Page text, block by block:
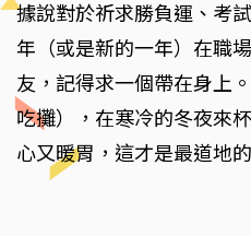
據說對於祈求勝負運、考
年（或是新的一年）在職
友，記得求一個帶在身上
吃攤），在寒冷的冬夜來
心又暖胃，這才是最道地